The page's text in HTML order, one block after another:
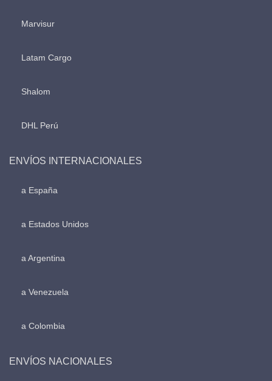
Marvisur
Latam Cargo
Shalom
DHL Perú
ENVÍOS INTERNACIONALES
a España
a Estados Unidos
a Argentina
a Venezuela
a Colombia
ENVÍOS NACIONALES